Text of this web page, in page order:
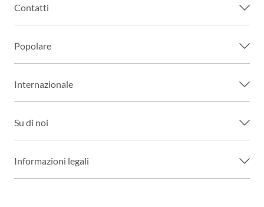
Contatti
Popolare
Internazionale
Su di noi
Informazioni legali